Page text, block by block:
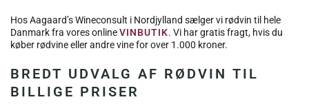
Hos Aagaard’s Wineconsult i Nordjylland sælger vi rødvin til hele
Danmark fra vores onlineVINBUTIK. Vi har gratis fragt, hvis du
køber rødvine eller andre vine for over 1.000 kroner.
BREDT UDVALG AF RØDVIN TIL
BILLIGE PRISER